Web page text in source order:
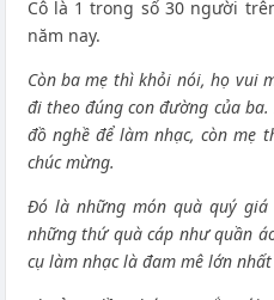
Cô là 1 trong số 30 người
năm nay.
Còn ba mẹ thì khỏi nói, họ vui
đi theo đúng con đường của
đồ nghề để làm nhạc, còn mẹ
chúc mừng.
Đó là những món quà quý
những thứ quà cáp như quần
cụ làm nhạc là đam mê lớn nhất